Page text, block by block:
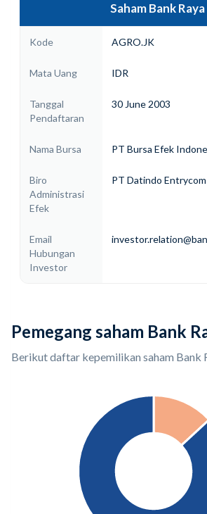
Saham Bank Raya
Kode AGRO.JK
Mata Uang IDR
Tanggal
Pendaftaran
30 June 2003
Nama Bursa PT Bursa Efek
Biro
Administrasi
Efek
PT Datindo Entrycom
Email
Hubungan
Investor
Pemegang saham Bank
Berikut daftar kepemilikan saham Bank